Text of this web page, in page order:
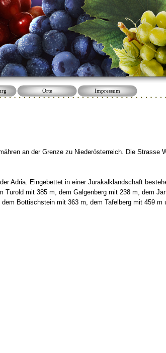
Orte Impressum
an der Grenze zu Niederösterreich. Die Strasse
Adria. Eingebettet in einer Jurakalklandschaft
Turold mit 385 m, dem Galgenberg mit 238 m, dem
Bottischstein mit 363 m, dem Tafelberg mit 459 m